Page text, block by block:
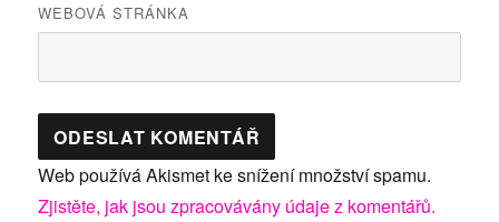
WEBOVÁ STRÁNKA
Web používá Akismet ke snížení množství spamu.
Zjistěte, jak jsou zpracovávány údaje z komentářů.